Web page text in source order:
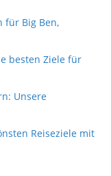
für Big Ben,
besten Ziele für
Unsere
Reiseziele mit